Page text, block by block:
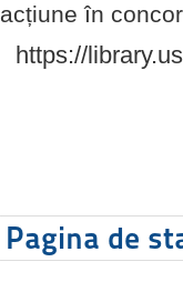
acțiune în
https://
Pagina de